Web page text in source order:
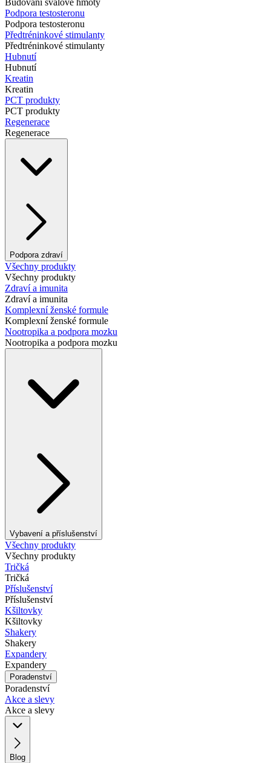
Budování svalové hmoty
Podpora testosteronu
Podpora testosteronu
Předtréninkové stimulanty
Předtréninkové stimulanty
Hubnutí
Hubnutí
Kreatin
Kreatin
PCT produkty
PCT produkty
Regenerace
Regenerace
Podpora zdraví
Všechny produkty
Všechny produkty
Zdraví a imunita
Zdraví a imunita
Komplexní ženské formule
Komplexní ženské formule
Nootropika a podpora mozku
Nootropika a podpora mozku
Vybavení a příslušenství
Všechny produkty
Všechny produkty
Tričká
Tričká
Příslušenství
Příslušenství
Kšiltovky
Kšiltovky
Shakery
Shakery
Expandery
Expandery
Poradenství
Poradenství
Akce a slevy
Akce a slevy
Blog